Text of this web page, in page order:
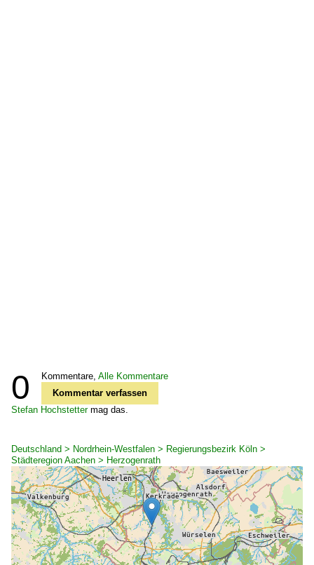
0 Kommentare, Alle Kommentare
Kommentar verfassen
Stefan Hochstettermag das.
Deutschland > Nordrhein-Westfalen > Regierungsbezirk Köln >
Städteregion Aachen > Herzogenrath